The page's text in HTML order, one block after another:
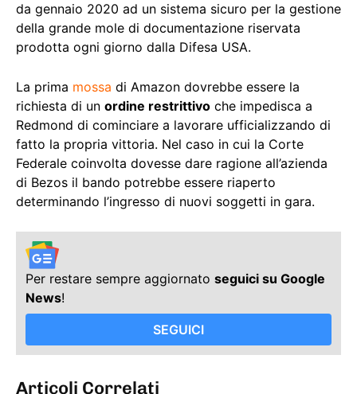
da gennaio 2020 ad un sistema sicuro per la gestione
della grande mole di documentazione riservata
prodotta ogni giorno dalla Difesa USA.
La prima mossa di Amazon dovrebbe essere la
richiesta di un ordine restrittivo che impedisca a
Redmond di cominciare a lavorare ufficializzando di
fatto la propria vittoria. Nel caso in cui la Corte
Federale coinvolta dovesse dare ragione all’azienda
di Bezos il bando potrebbe essere riaperto
determinando l’ingresso di nuovi soggetti in gara.
Per restare sempre aggiornato seguici su Google
News!
SEGUICI
Articoli Correlati